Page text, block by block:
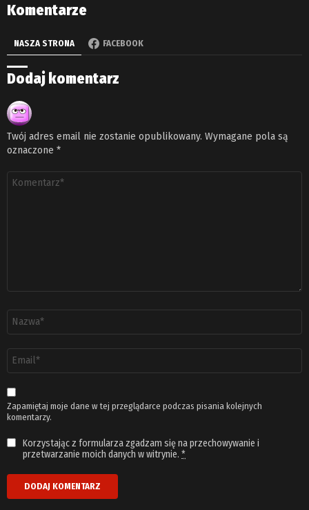
Komentarze
NASZA STRONA FACEBOOK
Dodaj komentarz
Twój adres email nie zostanie opublikowany. Wymagane pola są
oznaczone *
email
*
Zapamiętaj moje dane w tej przeglądarce podczas pisania kolejnych
komentarzy.
Korzystając z formularza zgadzam się na przechowywanie i
przetwarzanie moich danych w witrynie. *